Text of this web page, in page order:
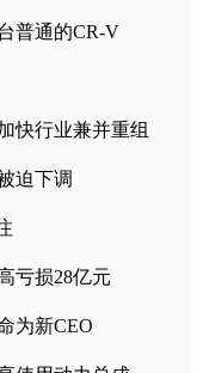
普通的CR-V
快行业兼并重组
迫下调
亏损28亿元
为新CEO